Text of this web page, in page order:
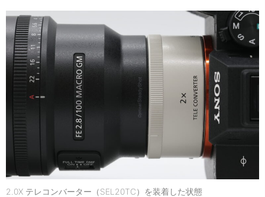
2.0X テレコンバーター（SEL20TC）を装着した状態